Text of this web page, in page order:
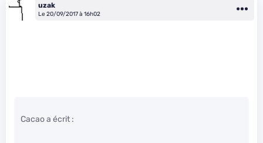
uzak
Le 20/09/2017 à 16h02
Cacao a écrit :